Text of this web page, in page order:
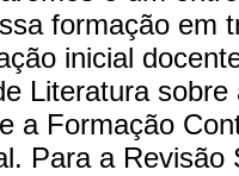
formação em
inicial
Literatura
a Formação
Para a